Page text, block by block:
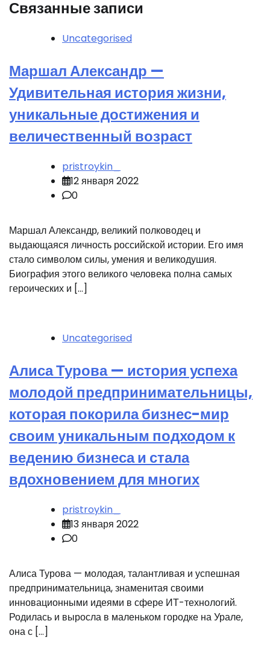
Связанные записи
Uncategorised
Маршал Александр —
Удивительная история жизни,
уникальные достижения и
величественный возраст
pristroykin_
12 января 2022
0
Маршал Александр, великий полководец и
выдающаяся личность российской истории. Его имя
стало символом силы, умения и великодушия.
Биография этого великого человека полна самых
героических и […]
Uncategorised
Алиса Турова — история успеха
молодой предпринимательницы,
которая покорила бизнес-мир
своим уникальным подходом к
ведению бизнеса и стала
вдохновением для многих
pristroykin_
13 января 2022
0
Алиса Турова — молодая, талантливая и успешная
предпринимательница, знаменитая своими
инновационными идеями в сфере ИТ-технологий.
Родилась и выросла в маленьком городке на Урале,
она с […]